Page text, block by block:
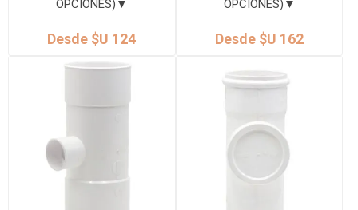
OPCIONES)▼
Desde $U 124
OPCIONES)▼
Desde $U 162